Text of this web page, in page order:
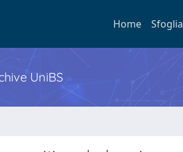
Home Sfoglia
UniBS